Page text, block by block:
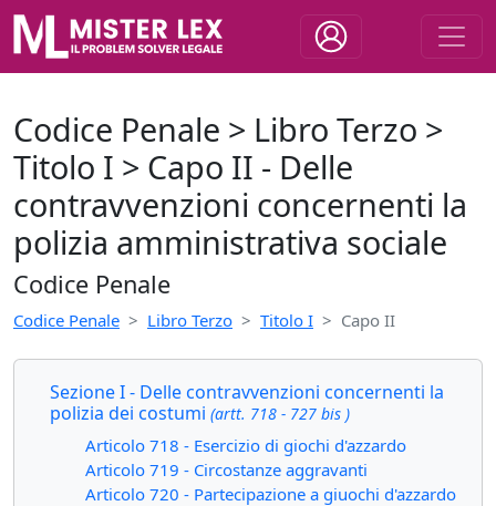
Codice Penale > Libro Terzo >
Titolo I > Capo II - Delle
contravvenzioni concernenti la
polizia amministrativa sociale
Codice Penale
Codice Penale Libro Terzo Titolo I Capo II
Sezione I - Delle contravvenzioni concernenti la
polizia dei costumi (artt. 718 - 727 bis )
Articolo 718 - Esercizio di giochi d'azzardo
Articolo 719 - Circostanze aggravanti
Articolo 720 - Partecipazione a giuochi d'azzardo